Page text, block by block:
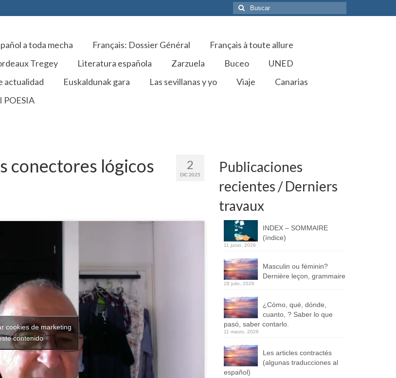
Buscar
por:
a toda mecha Français: Dossier Général
Français à toute allure
Tregey
Literatura española Zarzuela Buceo
UNED
actualidad
Euskaldunak gara Las sevillanas y yo Viaje
Canarias
POESIA
2
DIC 2025
conectores lógicos
cookies de marketing
contenido
Publicaciones
recientes / Derniers
travaux
INDEX – SOMMAIRE
(índice)
11 junio, 2026
Masculin ou féminin?
Dernière leçon, grammaire
28 julio, 2026
¿Cómo, qué, dónde,
cuanto, ? Saber lo que
pasó, saber contarlo.
11 marzo, 2026
Les articles contractés
(algunas traducciones al
español)